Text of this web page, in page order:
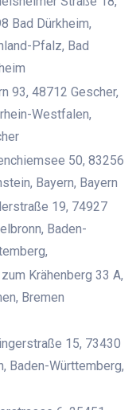
Bad Dürkheim,
Pfalz, Bad
93, 48712 Gescher,
Westfalen,
50, 83256
Bayern, Bayern
19, 74927
Baden-
Krähenberg 33 A,
Bremen
15, 73430
Baden-Württemberg,